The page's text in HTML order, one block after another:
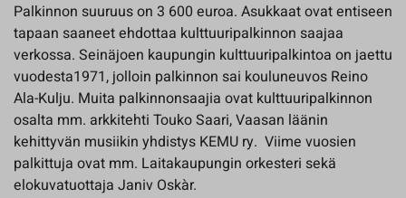
Palkinnon suuruus on 3 600 euroa. Asukkaat ovat entiseen
tapaan saaneet ehdottaa kulttuuripalkinnon saajaa
verkossa. Seinäjoen kaupungin kulttuuripalkintoa on jaettu
vuodesta1971, jolloin palkinnon sai kouluneuvos Reino
Ala-Kulju. Muita palkinnonsaajia ovat kulttuuripalkinnon
osalta mm. arkkitehti Touko Saari, Vaasan läänin
kehittyvän musiikin yhdistys KEMU ry. Viime vuosien
palkittuja ovat mm. Laitakaupungin orkesteri sekä
elokuvatuottaja Janiv Oskàr.